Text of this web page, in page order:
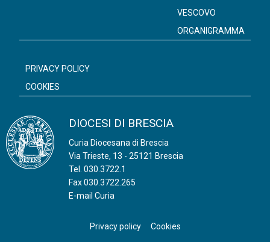
DIOCESI DI BRESCIA
Curia Diocesana di Brescia
Via Trieste, 13 - 25121 Brescia
Tel. 030.3722.1
Fax 030.3722.265
E-mail Curia
VESCOVO
ORGANIGRAMMA
PRIVACY POLICY
COOKIES
Privacy policy Cookies